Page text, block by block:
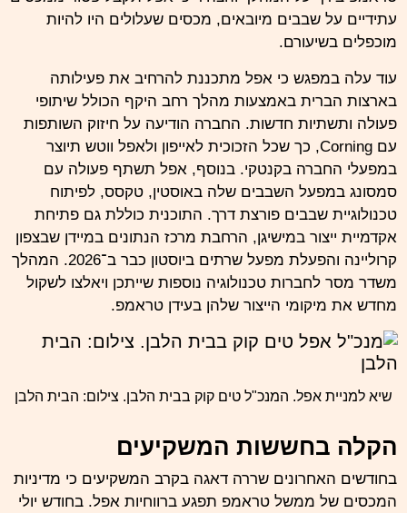
עתידיים על שבבים מיובאים, מכסים שעלולים היו להיות
מוכפלים בשיעורם.
עוד עלה במפגש כי אפל מתכננת להרחיב את פעילותה
בארצות הברית באמצעות מהלך רחב היקף הכולל שיתופי
פעולה ותשתיות חדשות. החברה הודיעה על חיזוק השותפות
עם Corning, כך שכל הזכוכית לאייפון ולאפל ווטש תיוצר
במפעלי החברה בקנטקי. בנוסף, אפל תשתף פעולה עם
סמסונג במפעל השבבים שלה באוסטין, טקסס, לפיתוח
טכנולוגיית שבבים פורצת דרך. התוכנית כוללת גם פתיחת
אקדמיית ייצור במישיגן, הרחבת מרכז הנתונים במיידן שבצפון
קרוליינה והפעלת מפעל שרתים ביוסטון כבר ב־2026. המהלך
משדר מסר לחברות טכנולוגיה נוספות שייתכן ויאלצו לשקול
מחדש את מיקומי הייצור שלהן בעידן טראמפ.
שיא למניית אפל. המנכ"ל טים קוק בבית הלבן. צילום: הבית הלבן
הקלה בחששות המשקיעים
בחודשים האחרונים שררה דאגה בקרב המשקיעים כי מדיניות
המכסים של ממשל טראמפ תפגע ברווחיות אפל. בחודש יולי